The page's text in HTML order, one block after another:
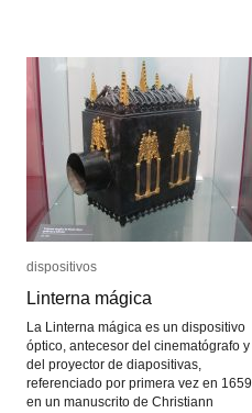
color
Goethe
color
Goethe
dispositivos
Linterna mágica
La Linterna mágica es un dispositivo
óptico, antecesor del cinematógrafo y
del proyector de diapositivas,
referenciado por primera vez en 1659
en un manuscrito de Christiann
dispositivos
Linterna mágica